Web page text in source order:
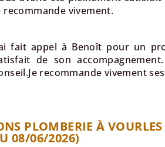
recommande vivement.
fait appel à Benoît pour un
de son
recommande vivement
PLOMBERIE À VOURLES
08/06/2026)